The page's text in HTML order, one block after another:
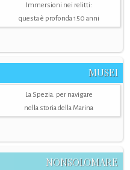
Immersioni nei relitti:
questa è profonda 150 anni
MUSEI
La Spezia. per navigare
nella storia della Marina
NONSOLOMARE